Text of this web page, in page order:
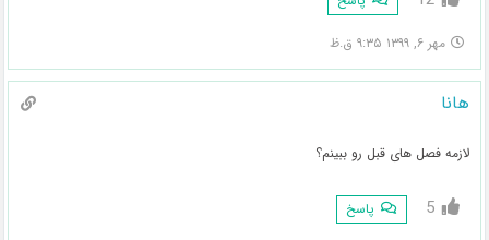
مهر ۶, ۱۳۹۹ ۹:۳۵ ق.ظ
هانا
لازمه فصل های قبل رو ببینم؟
5 پاسخ